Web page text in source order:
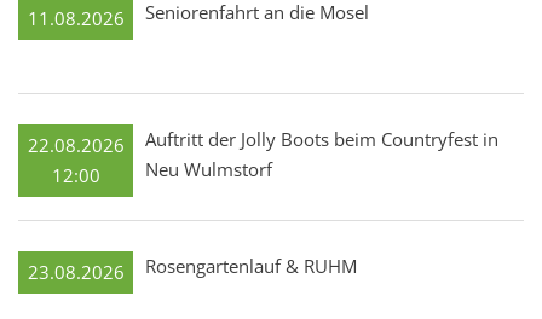
11.08.2026 Seniorenfahrt an die Mosel
22.08.2026
12:00
Auftritt der Jolly Boots beim Countryfest in
Neu Wulmstorf
23.08.2026 Rosengartenlauf & RUHM